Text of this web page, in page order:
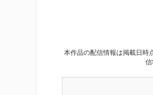
本作品の配信情報は掲載日時